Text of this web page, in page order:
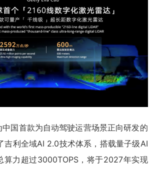
国首款为自动驾驶运营场景正向研发的
吉利全域AI 2.0技术体系，搭载量子级AI
算力超过3000TOPS，将于2027年实现